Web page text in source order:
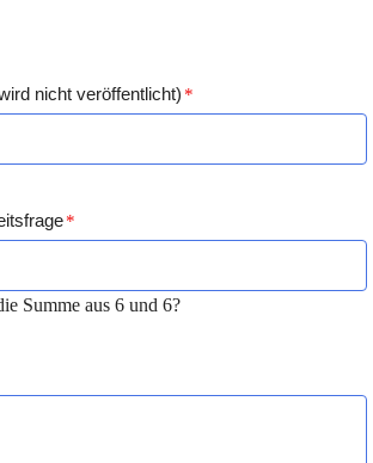
nicht veröffentlicht) *
*
Summe aus 6 und 6?